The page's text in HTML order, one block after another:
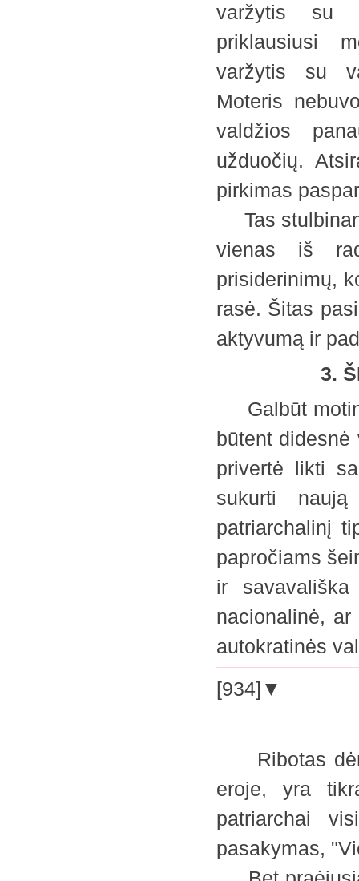
varžytis su
priklausiusi
varžytis su
Moteris
valdžios
užduočių.
pirkimas
Tas
vienas iš
prisiderinimų,
rasė. Šitas
aktyvumą ir
3.
Galbūt
būtent
privertė likti
sukurti
patriarchalinį
papročiams
ir
nacionalinė,
autokratinės
[934]▼
Ribotas
eroje, yra
patriarchai
pasakymas,